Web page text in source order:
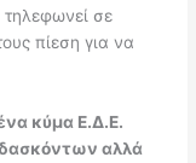
σε
πίεση για να
κύμα Ε.Δ.Ε.
αλλά